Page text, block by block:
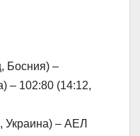
Босния) –
102:80 (14:12,
Украина) – АЕЛ